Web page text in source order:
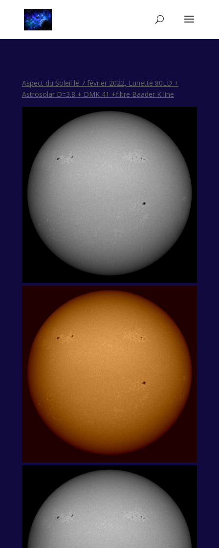
Aspect du Soleil le 7 février 2022, Lunette 80ED +
Astrosolar D=3.8 + DMK 41 +filtre Baader K line